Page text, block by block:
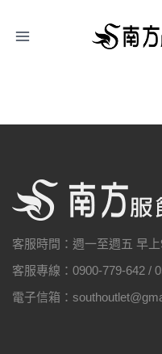
客服時間：週一至週五 早
客服專線：0900-779-642 /
電子信箱：